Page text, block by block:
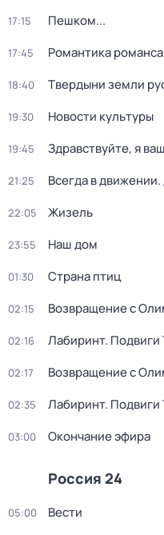
17:15 Пешком...
17:45 Романтика романса
18:40 Твердыни земли
19:30 Новости культуры
19:45 Здравствуйте, я
21:25 Всегда в
22:05 Жизель
23:55 Наш дом
01:30 Страна птиц
02:15 Возвращение с
02:16 Лабиринт. Подвиги
02:17 Возвращение с
02:35 Лабиринт. Подвиги
03:00 Окончание эфира
Россия 24
05:00 Вести